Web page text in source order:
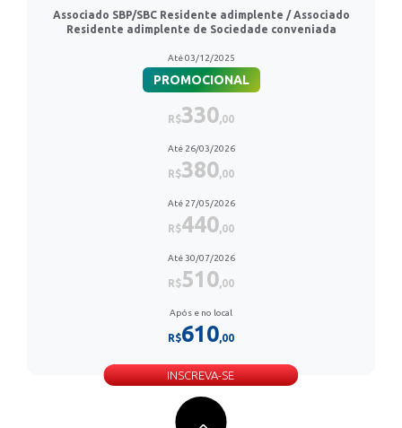
Associado SBP/SBC Residente adimplente / Associado
Residente adimplente de Sociedade conveniada
Até 03/12/2025
PROMOCIONAL
R$330,00
Até 26/03/2026
R$380,00
Até 27/05/2026
R$440,00
Até 30/07/2026
R$510,00
Após e no local
R$610,00
INSCREVA-SE